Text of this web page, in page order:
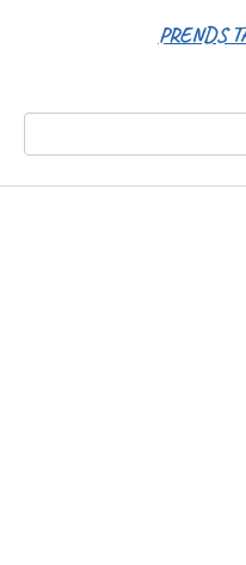
PRENDS